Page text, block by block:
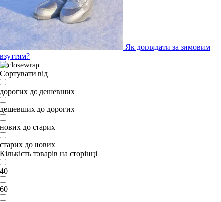
Як доглядати за зимовим
взуттям?
Сортувати від
дорогих до дешевших
дешевших до дорогих
нових до старих
старих до нових
Кількість товарів на сторінці
40
60